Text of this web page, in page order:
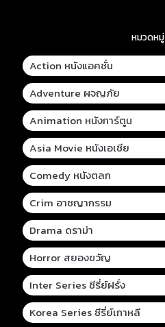
หมวดหมู่
Action หนังแอคชั่น
Adventure ผจญภัย
Animation หนังการ์ตูน
Asia Movie หนังเอเชีย
Comedy หนังตลก
Crim อาชญากรรม
Drama ดราม่า
Horror สยองขวัญ
Inter Series ซีรี่ย์ฝรั่ง
Korea Series ซีรี่ย์เกาหลี